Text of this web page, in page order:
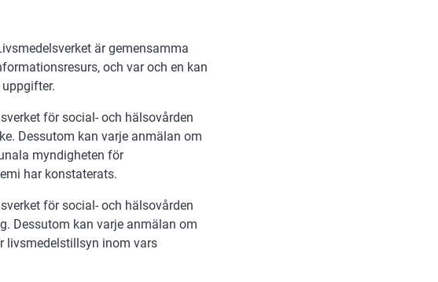
är gemensamma
och var och en kan
för social- och hälsovården
Dessutom kan varje anmälan om
myndigheten för
har konstaterats.
för social- och hälsovården
Dessutom kan varje anmälan om
livsmedelstillsyn inom vars